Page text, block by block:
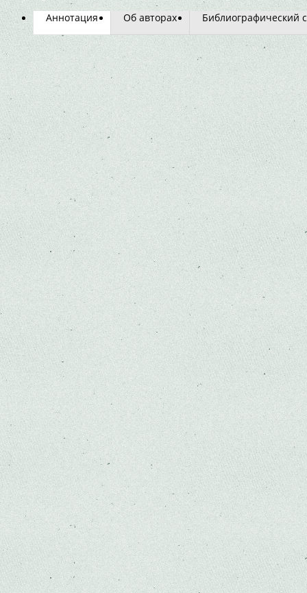
Аннотация Об авторах Библиографический